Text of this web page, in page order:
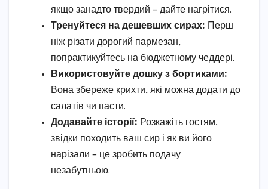
якщо занадто твердий – дайте нагрітися.
Тренуйтеся на дешевших сирах: Перш
ніж різати дорогий пармезан,
попрактикуйтесь на бюджетному чеддері.
Використовуйте дошку з бортиками:
Вона збереже крихти, які можна додати до
салатів чи пасти.
Додавайте історії: Розкажіть гостям,
звідки походить ваш сир і як ви його
нарізали – це зробить подачу
незабутньою.